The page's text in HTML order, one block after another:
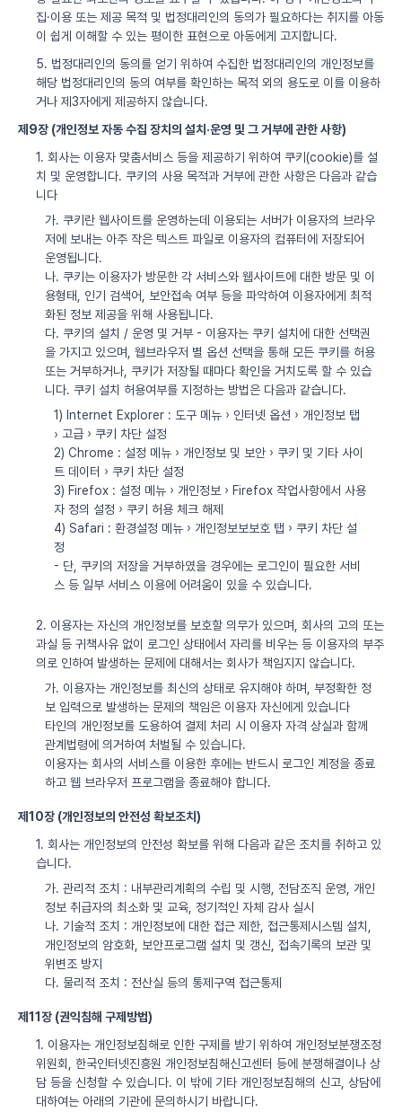
집·이용 또는 제공 목적 및 법정대리인의 동의가 필요하다는 취지를 아동
이 쉽게 이해할 수 있는 평이한 표현으로 아동에게 고지합니다.
5. 법정대리인의 동의를 얻기 위하여 수집한 법정대리인의 개인정보를
해당 법정대리인의 동의 여부를 확인하는 목적 외의 용도로 이를 이용하
거나 제3자에게 제공하지 않습니다.
제9장 (개인정보 자동 수집 장치의 설치·운영 및 그 거부에 관한 사항)
1. 회사는 이용자 맞춤서비스 등을 제공하기 위하여 쿠키(cookie)를 설
치 및 운영합니다. 쿠키의 사용 목적과 거부에 관한 사항은 다음과 같습
니다
가. 쿠키란 웹사이트를 운영하는데 이용되는 서버가 이용자의 브라우
저에 보내는 아주 작은 텍스트 파일로 이용자의 컴퓨터에 저장되어
운영됩니다.
나. 쿠키는 이용자가 방문한 각 서비스와 웹사이트에 대한 방문 및 이
용형태, 인기 검색어, 보안접속 여부 등을 파악하여 이용자에게 최적
화된 정보 제공을 위해 사용됩니다.
다. 쿠키의 설치 / 운영 및 거부 - 이용자는 쿠키 설치에 대한 선택권
을 가지고 있으며, 웹브라우저 별 옵션 선택을 통해 모든 쿠키를 허용
또는 거부하거나, 쿠키가 저장될 때마다 확인을 거치도록 할 수 있습
니다. 쿠키 설치 허용여부를 지정하는 방법은 다음과 같습니다.
1) Internet Explorer : 도구 메뉴 › 인터넷 옵션 › 개인정보 탭
› 고급 › 쿠키 차단 설정
2) Chrome : 설정 메뉴 › 개인정보 및 보안 › 쿠키 및 기타 사이
트 데이터 › 쿠키 차단 설정
3) Firefox : 설정 메뉴 › 개인정보 › Firefox 작업사항에서 사용
자 정의 설정 › 쿠키 허용 체크 해제
4) Safari : 환경설정 메뉴 › 개인정보보보호 탭 › 쿠키 차단 설
정
- 단, 쿠키의 저장을 거부하였을 경우에는 로그인이 필요한 서비
스 등 일부 서비스 이용에 어려움이 있을 수 있습니다.
2. 이용자는 자신의 개인정보를 보호할 의무가 있으며, 회사의 고의 또는
과실 등 귀책사유 없이 로그인 상태에서 자리를 비우는 등 이용자의 부주
의로 인하여 발생하는 문제에 대해서는 회사가 책임지지 않습니다.
가. 이용자는 개인정보를 최신의 상태로 유지해야 하며, 부정확한 정
보 입력으로 발생하는 문제의 책임은 이용자 자신에게 있습니다
타인의 개인정보를 도용하여 결제 처리 시 이용자 자격 상실과 함께
관계법령에 의거하여 처벌될 수 있습니다.
이용자는 회사의 서비스를 이용한 후에는 반드시 로그인 계정을 종료
하고 웹 브라우저 프로그램을 종료해야 합니다.
제10장 (개인정보의 안전성 확보조치)
1. 회사는 개인정보의 안전성 확보를 위해 다음과 같은 조치를 취하고 있
습니다.
가. 관리적 조치 : 내부관리계획의 수립 및 시행, 전담조직 운영, 개인
정보 취급자의 최소화 및 교육, 정기적인 자체 감사 실시
나. 기술적 조치 : 개인정보에 대한 접근 제한, 접근통제시스템 설치,
개인정보의 암호화, 보안프로그램 설치 및 갱신, 접속기록의 보관 및
위변조 방지
다. 물리적 조치 : 전산실 등의 통제구역 접근통제
제11장 (권익침해 구제방법)
1. 이용자는 개인정보침해로 인한 구제를 받기 위하여 개인정보분쟁조정
위원회, 한국인터넷진흥원 개인정보침해신고센터 등에 분쟁해결이나 상
담 등을 신청할 수 있습니다. 이 밖에 기타 개인정보침해의 신고, 상담에
대하여는 아래의 기관에 문의하시기 바랍니다.